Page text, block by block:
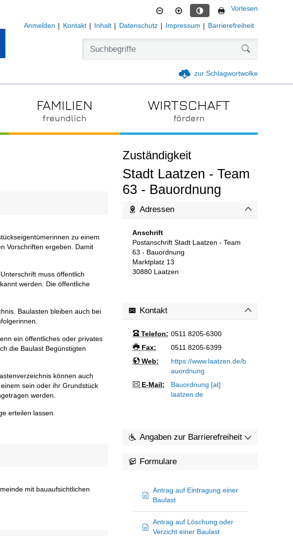
Kontrastmodus aktivieren
Vorlesen
Anmelden Kontakt Inhalt Datenschutz Impressum Barrierefreiheit
zur Schlagwortwolke
FAMILIEN
freundlich
WIRTSCHAFT
fördern
zu einem
Vorschriften ergeben. Damit
muss öffentlich
werden. Die öffentliche
Baulasten bleiben auch bei
ein öffentliches oder privates
die Baulast Begünstigten
können auch
sein oder ihr Grundstück
werden.
erteilen lassen.
mit bauaufsichtlichen
Zuständigkeit
Stadt Laatzen - Team
63 - Bauordnung
Adressen
Anschrift
Postanschrift Stadt Laatzen - Team
63 - Bauordnung
Marktplatz 13
30880 Laatzen
Kontakt
Telefon: 0511 8205-6300
Fax:
0511 8205-6399
Web:
https://www.laatzen.de/b
auordnung
E-Mail:
Bauordnung [at]
laatzen.de
Angaben zur Barrierefreiheit
Formulare
Antrag auf Eintragung einer
Baulast
Antrag auf Löschung oder
Verzicht einer Baulast